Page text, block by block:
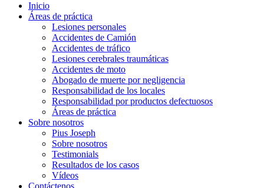
Inicio
Áreas de práctica
Lesiones personales
Accidentes de Camión
Accidentes de tráfico
Lesiones cerebrales traumáticas
Accidentes de moto
Abogado de muerte por negligencia
Responsabilidad de los locales
Responsabilidad por productos defectuosos
Áreas de práctica
Sobre nosotros
Pius Joseph
Sobre nosotros
Testimonials
Resultados de los casos
Vídeos
Contáctenos